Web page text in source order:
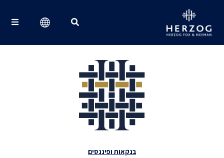
בנקאות ופיננסים